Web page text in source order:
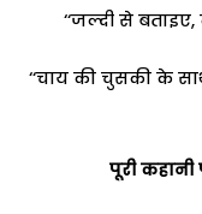
‘‘जल्दी से
‘‘चाय की चुसकी के
पूरी